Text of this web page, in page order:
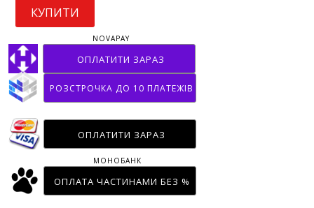
КУПИТИ
ОПЛАТИТИ ЗАРАЗ
NOVAPAY
РОЗСТРОЧКА ДО 10 ПЛАТЕЖІВ
ОПЛАТИТИ ЗАРАЗ
ОПЛАТА ЧАСТИНАМИ БЕЗ %
МОНОБАНК